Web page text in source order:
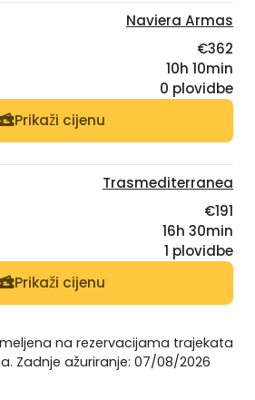
Naviera Armas
€362
10h 10min
0 plovidbe
Prikaži cijenu
Trasmediterranea
€191
16h 30min
1 plovidbe
Prikaži cijenu
na rezervacijama trajekata
Zadnje ažuriranje: 07/08/2026